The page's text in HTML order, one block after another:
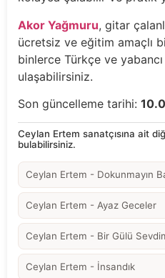
Akor Yağmuru, gitar
ücretsiz ve eğitim amaçlı
binlerce Türkçe ve yabancı
ulaşabilirsiniz.
Son güncelleme tarihi:
Ceylan Ertem sanatçısına ait
bulabilirsiniz.
Ceylan Ertem - Dokunmayın
Ceylan Ertem - Ayaz Geceler
Ceylan Ertem - Bir Gülü
Ceylan Ertem - İnsandık